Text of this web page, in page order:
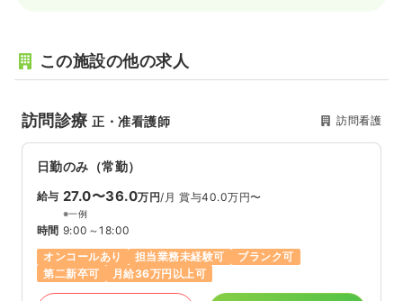
この施設の他の求人
訪問診療正・准看護師 訪問看護
日勤のみ（常勤）
給与 27.0〜36.0万円/月 賞与40.0万円〜
※一例
時間 9:00～18:00
オンコールあり
担当業務未経験可
ブランク可
第二新卒可
月給36万円以上可